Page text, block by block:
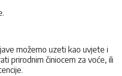
možemo uzeti kao uvjete i
prirodnim činiocem za voće, ili